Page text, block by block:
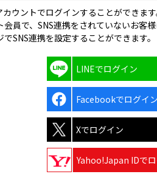
カウントでログインすることができます
会員で、SNS連携をされていないお客
でSNS連携を設定することができます。
LINEでログイン
Facebookでログイン
Xでログイン
Yahoo!Japan IDで